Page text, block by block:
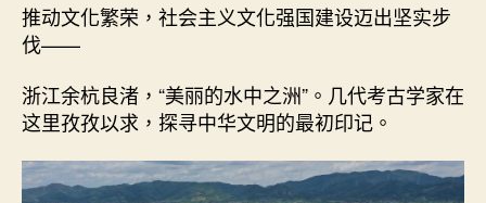
推动文化繁荣，社会主义文化强国建设迈出坚实步
伐——
浙江余杭良渚，“美丽的水中之洲”。几代考古学家在
这里孜孜以求，探寻中华文明的最初印记。